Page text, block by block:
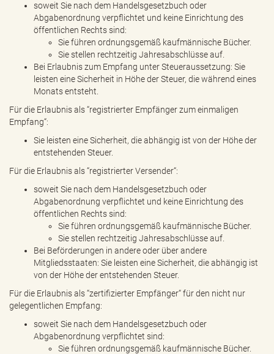
soweit Sie nach dem Handelsgesetzbuch oder
Abgabenordnung verpflichtet und keine Einrichtung des
öffentlichen Rechts sind:
Sie führen ordnungsgemäß kaufmännische Bücher.
Sie stellen rechtzeitig Jahresabschlüsse auf.
Bei Erlaubnis zum Empfang unter Steueraussetzung: Sie
leisten eine Sicherheit in Höhe der Steuer, die während eines
Monats entsteht.
Für die Erlaubnis als “registrierter Empfänger zum einmaligen
Empfang“:
Sie leisten eine Sicherheit, die abhängig ist von der Höhe der
entstehenden Steuer.
Für die Erlaubnis als “registrierter Versender“:
soweit Sie nach dem Handelsgesetzbuch oder
Abgabenordnung verpflichtet und keine Einrichtung des
öffentlichen Rechts sind:
Sie führen ordnungsgemäß kaufmännische Bücher.
Sie stellen rechtzeitig Jahresabschlüsse auf.
Bei Beförderungen in andere oder über andere
Mitgliedsstaaten: Sie leisten eine Sicherheit, die abhängig ist
von der Höhe der entstehenden Steuer.
Für die Erlaubnis als “zertifizierter Empfänger“ für den nicht nur
gelegentlichen Empfang:
soweit Sie nach dem Handelsgesetzbuch oder
Abgabenordnung verpflichtet sind:
Sie führen ordnungsgemäß kaufmännische Bücher.